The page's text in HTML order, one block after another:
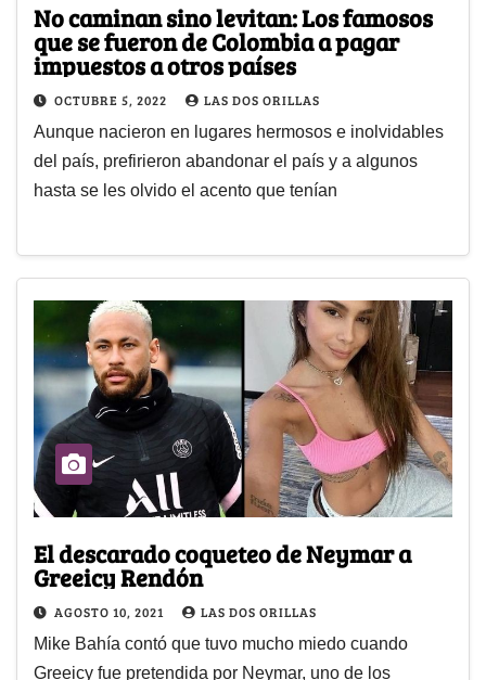
No caminan sino levitan: Los famosos
que se fueron de Colombia a pagar
impuestos a otros países
OCTUBRE 5, 2022 LAS DOS ORILLAS
Aunque nacieron en lugares hermosos e inolvidables
del país, prefirieron abandonar el país y a algunos
hasta se les olvido el acento que tenían
El descarado coqueteo de Neymar a
Greeicy Rendón
AGOSTO 10, 2021 LAS DOS ORILLAS
Mike Bahía contó que tuvo mucho miedo cuando
Greeicy fue pretendida por Neymar, uno de los